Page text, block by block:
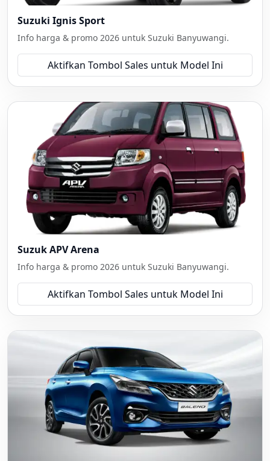
Suzuki Ignis Sport
Info harga & promo 2026 untuk Suzuki Banyuwangi.
Aktifkan Tombol Sales untuk Model Ini
Suzuk APV Arena
Info harga & promo 2026 untuk Suzuki Banyuwangi.
Aktifkan Tombol Sales untuk Model Ini